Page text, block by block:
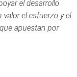
el desarrollo
el esfuerzo y el
apuestan por